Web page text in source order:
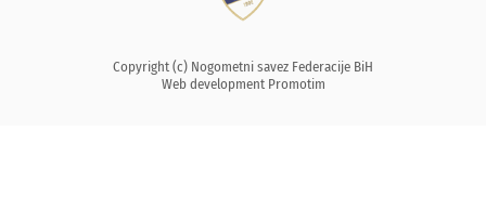
Copyright (c) Nogometni savez Federacije BiH
Web development Promotim